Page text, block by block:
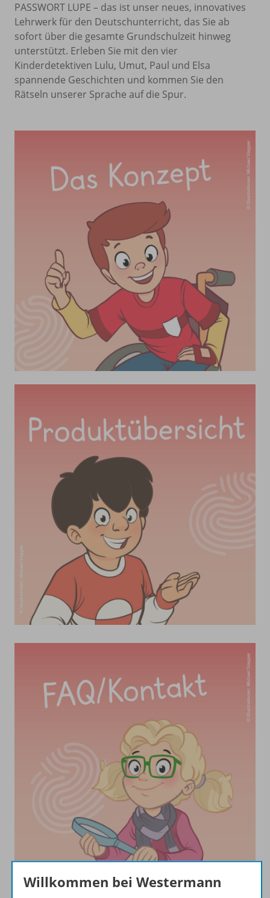
PASSWORT LUPE – das ist unser neues, innovatives
Lehrwerk für den Deutschunterricht, das Sie ab
sofort über die gesamte Grundschulzeit hinweg
unterstützt. Erleben Sie mit den vier
Kinderdetektiven Lulu, Umut, Paul und Elsa
spannende Geschichten und kommen Sie den
Rätseln unserer Sprache auf die Spur.
Willkommen bei Westermann